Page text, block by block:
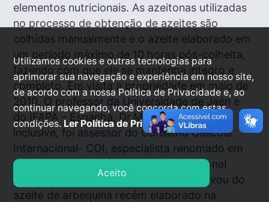
elementos nutricionais. As azeitonas utilizadas
no processo de obtenção de azeites são
colhidas manualmente e o azeite elaborado em
um período máximo de 10 horas pós-colheita,
fazendo com que ele se mantenha integro e
completo. Em visita a propriedade em maio de
2010. O professor da Universidade de Jaén e
do IFAPA – Espanha, Dr.Marino Uceda, que
inclusive, foi assessor do Conselho Oleícola
Internacional- COI, especialista renomado em
elaiotecnia, tendo em sua vida profissional
classificado mais de 50 mil azeites, provou do
azeite de arbequina recém elaborado na
Utilizamos cookies e outras tecnologias para
aprimorar sua navegação e experiência em nosso site,
de acordo com a nossa Política de Privacidade e, ao
continuar navegando, você concorda com estas
condições. Ler Política de Privacidade.
Aceito